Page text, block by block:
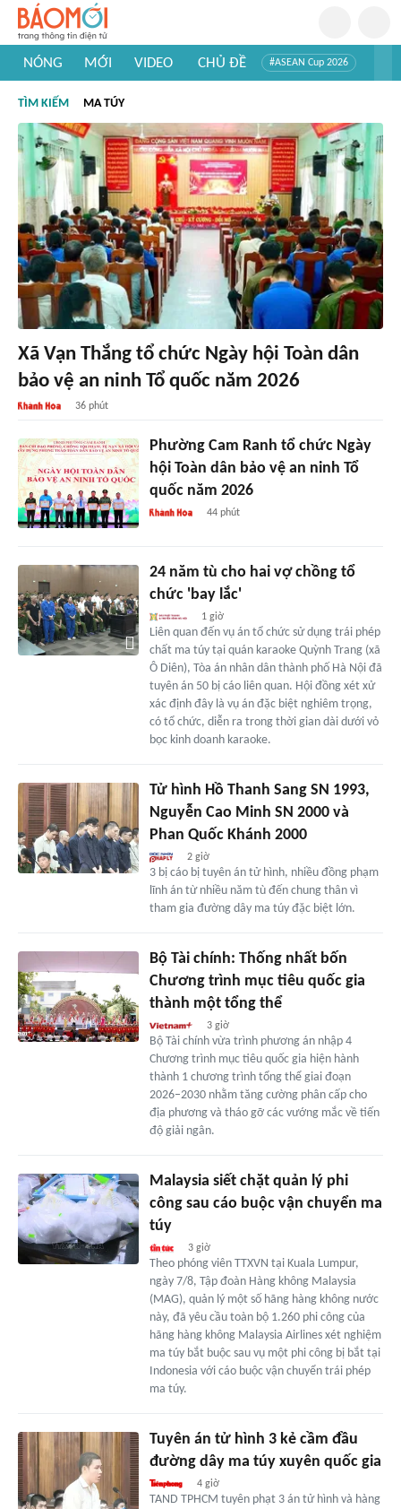
NÓNG MỚI VIDEO CHỦ ĐỀ #ASEAN Cup 2026
#Khám phá thế giới
TÌM KIẾM MA TÚY
Xã Vạn Thắng tổ chức Ngày hội Toàn dân
bảo vệ an ninh Tổ quốc năm 2026
36 phút
Phường Cam Ranh tổ chức Ngày
hội Toàn dân bảo vệ an ninh Tổ
quốc năm 2026
44 phút
24 năm tù cho hai vợ chồng tổ
chức 'bay lắc'
1 giờ
Liên quan đến vụ án tổ chức sử dụng trái phép
chất ma túy tại quán karaoke Quỳnh Trang (xã
Ô Diên), Tòa án nhân dân thành phố Hà Nội đã
tuyên án 50 bị cáo liên quan. Hội đồng xét xử
xác định đây là vụ án đặc biệt nghiêm trọng,
có tổ chức, diễn ra trong thời gian dài dưới vỏ
bọc kinh doanh karaoke.
Tử hình Hồ Thanh Sang SN 1993,
Nguyễn Cao Minh SN 2000 và
Phan Quốc Khánh 2000
2 giờ
3 bị cáo bị tuyên án tử hình, nhiều đồng phạm
lĩnh án từ nhiều năm tù đến chung thân vì
tham gia đường dây ma túy đặc biệt lớn.
Bộ Tài chính: Thống nhất bốn
Chương trình mục tiêu quốc gia
thành một tổng thể
3 giờ
Bộ Tài chính vừa trình phương án nhập 4
Chương trình mục tiêu quốc gia hiện hành
thành 1 chương trình tổng thể giai đoạn
2026–2030 nhằm tăng cường phân cấp cho
địa phương và tháo gỡ các vướng mắc về tiến
độ giải ngân.
Malaysia siết chặt quản lý phi
công sau cáo buộc vận chuyển ma
túy
3 giờ
Theo phóng viên TTXVN tại Kuala Lumpur,
ngày 7/8, Tập đoàn Hàng không Malaysia
(MAG), quản lý một số hãng hàng không nước
này, đã yêu cầu toàn bộ 1.260 phi công của
hãng hàng không Malaysia Airlines xét nghiệm
ma túy bắt buộc sau vụ một phi công bị bắt tại
Indonesia với cáo buộc vận chuyển trái phép
ma túy.
Tuyên án tử hình 3 kẻ cầm đầu
đường dây ma túy xuyên quốc gia
4 giờ
TAND TPHCM tuyên phạt 3 án tử hình và hàng